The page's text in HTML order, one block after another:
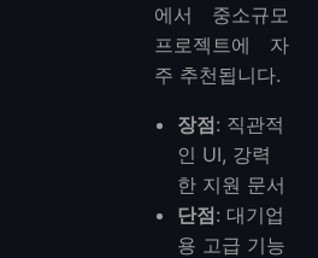
에서 중소규모
프로젝트에 자
주 추천됩니다.
장점: 직관적
인 UI, 강력
한 지원 문서
단점: 대기업
용 고급 기능